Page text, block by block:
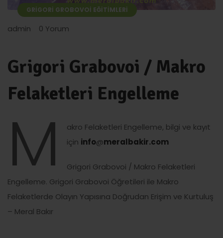
GRIGORI GROBOVOI EĞITIMLERI
admin 0 Yorum
Grigori Grabovoi / Makro
Felaketleri Engelleme
M
akro Felaketleri Engelleme, bilgi ve kayıt
için info@meralbakir.com
Grigori Grabovoi / Makro Felaketleri
Engelleme. Grigori Grabovoi Öğretileri ile Makro
Felaketlerde Olayın Yapısına Doğrudan Erişim ve Kurtuluş
– Meral Bakır